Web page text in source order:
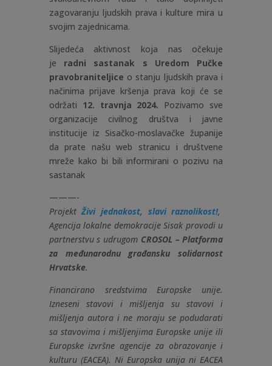
zagovaranju ljudskih prava i kulture mira u
svojim zajednicama.
Slijedeća aktivnost koja nas očekuje
je radni sastanak s Uredom Pučke
pravobraniteljice o stanju ljudskih prava i
načinima prijave kršenja prava koji će se
održati 12. travnja 2024. Pozivamo sve
organizacije civilnog društva i javne
institucije iz Sisačko-moslavačke županije
da prate našu web stranicu i društvene
mreže kako bi bili informirani o pozivu na
sastanak
———-
ProjektŽivi jednakost, slavi raznolikost!,
Agencija lokalne demokracije Sisak provodi u
partnerstvu s udrugom CROSOL – Platforma
za međunarodnu građansku solidarnost
Hrvatske.
Financirano sredstvima Europske unije.
Izneseni stavovi i mišljenja su stavovi i
mišljenja autora i ne moraju se podudarati
sa stavovima i mišljenjima Europske unije ili
Europske izvršne agencije za obrazovanje i
kulturu (EACEA). Ni Europska unija ni EACEA